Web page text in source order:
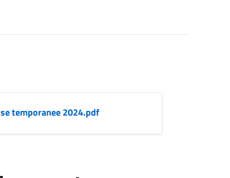
temporanee 2024.pdf